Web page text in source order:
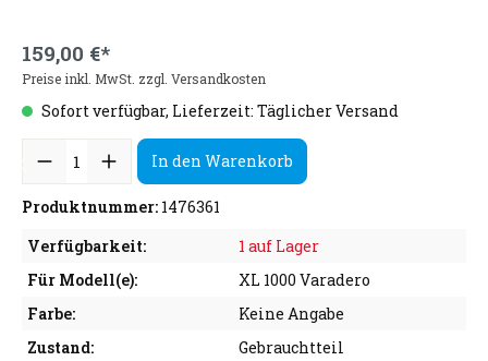
159,00 €*
Preise inkl. MwSt. zzgl. Versandkosten
Sofort verfügbar, Lieferzeit: Täglicher Versand
In den Warenkorb
Produktnummer: 1476361
Verfügbarkeit:
1 auf Lager
Für Modell(e):
XL 1000 Varadero
Farbe:
Keine Angabe
Zustand:
Gebrauchtteil